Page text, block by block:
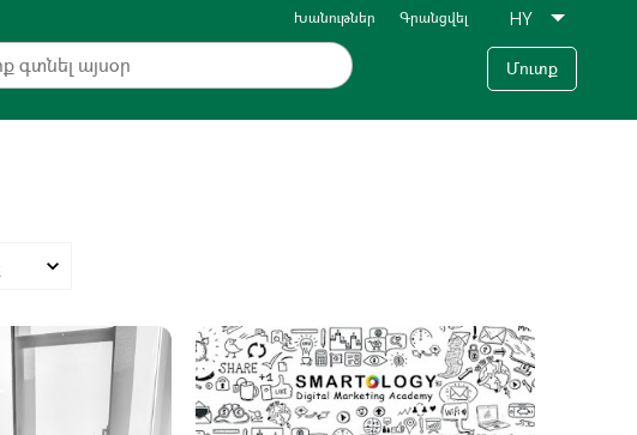
Խանութներ Գրանցվել
Մուտք